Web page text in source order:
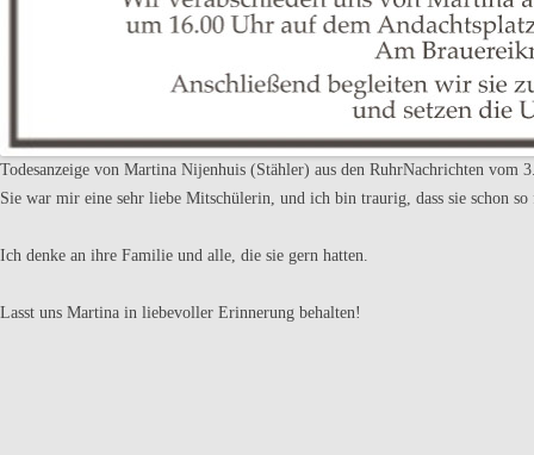
Todesanzeige von Martina Nijenhuis (Stähler) aus den RuhrNachrichten vom
Sie war mir eine sehr liebe Mitschülerin, und ich bin traurig, dass sie schon so
Ich denke an ihre Familie und alle, die sie gern hatten.
Lasst uns Martina in liebevoller Erinnerung behalten!